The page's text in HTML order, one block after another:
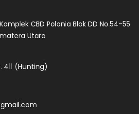
CBD Polonia Blok DD No.54-55
Utara
411 (Hunting)